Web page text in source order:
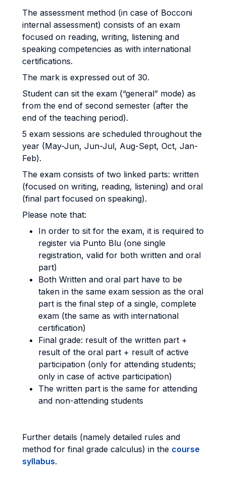
The assessment method (in case of Bocconi
internal assessment) consists of an exam
focused on reading, writing, listening and
speaking competencies as with international
certifications.
The mark is expressed out of 30.
Student can sit the exam (“general” mode) as
from the end of second semester (after the
end of the teaching period).
5 exam sessions are scheduled throughout the
year (May-Jun, Jun-Jul, Aug-Sept, Oct, Jan-
Feb).
The exam consists of two linked parts: written
(focused on writing, reading, listening) and oral
(final part focused on speaking).
Please note that:
In order to sit for the exam, it is required to
register via Punto Blu (one single
registration, valid for both written and oral
part)
Both Written and oral part have to be
taken in the same exam session as the oral
part is the final step of a single, complete
exam (the same as with international
certification)
Final grade: result of the written part +
result of the oral part + result of active
participation (only for attending students;
only in case of active participation)
The written part is the same for attending
and non-attending students
Further details (namely detailed rules and
method for final grade calculus) in the course
syllabus.